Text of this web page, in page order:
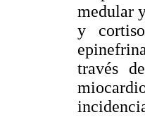
medular
y
través